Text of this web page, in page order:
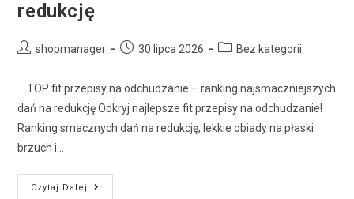
redukcję
shopmanager 30 lipca 2026 Bez kategorii
TOP fit przepisy na odchudzanie – ranking najsmaczniejszych
dań na redukcję Odkryj najlepsze fit przepisy na odchudzanie!
Ranking smacznych dań na redukcję, lekkie obiady na płaski
brzuch i…
Czytaj Dalej